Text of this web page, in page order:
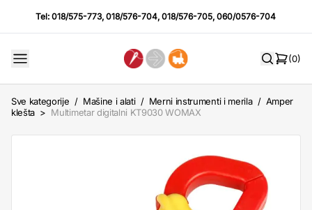
Tel:018/575-773,018/576-704,018/576-705,060/0576-704
(0)
Sve kategorije / Mašine i alati / Merni instrumenti i merila / Amper
klešta > Multimetar digitalni KT9030 WOMAX